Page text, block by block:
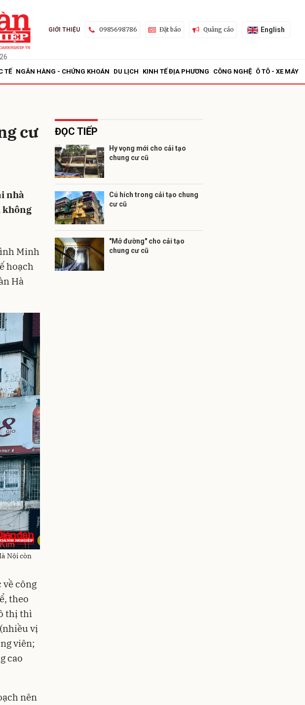
GIỚI THIỆU 0985698786 Đặt báo Quảng cáo English
TẾ NGÂN HÀNG - CHỨNG KHOÁN DU LỊCH KINH TẾ ĐỊA PHƯƠNG CÔNG NGHỆ Ô TÔ - XE MÁY
cư
nhà
không
Minh
hoạch
Hà
Nội còn
công
theo
thị thì
vị
viên;
cao
nên
ĐỌC TIẾP
Hy vọng mới cho cải tạo
chung cư cũ
Cú hích trong cải tạo chung
cư cũ
"Mở đường" cho cải tạo
chung cư cũ
Gửi